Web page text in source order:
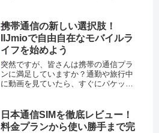
際に使ってみた体験をお伝えします。
買い物のついでに契約できる手...
携帯通信の新しい選択肢！
IIJmioで自由自在なモバイルラ
イフを始めよう
突然ですが、皆さんは携帯の通信プラ
ンに満足していますか？通勤や旅行中
に動画を見ていたら、すぐにパケット
そんな悩みを抱えている方にぜひ提案
したいのが、「IIJmio」という格...
日本通信SIMを徹底レビュー！
料金プランから使い勝手まで完